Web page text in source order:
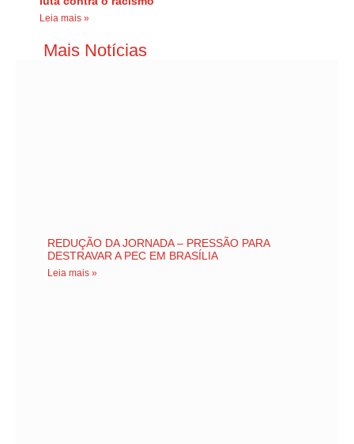
Leia mais »
Mais Notícias
REDUÇÃO DA JORNADA – PRESSÃO PARA
DESTRAVAR A PEC EM BRASÍLIA
Leia mais »